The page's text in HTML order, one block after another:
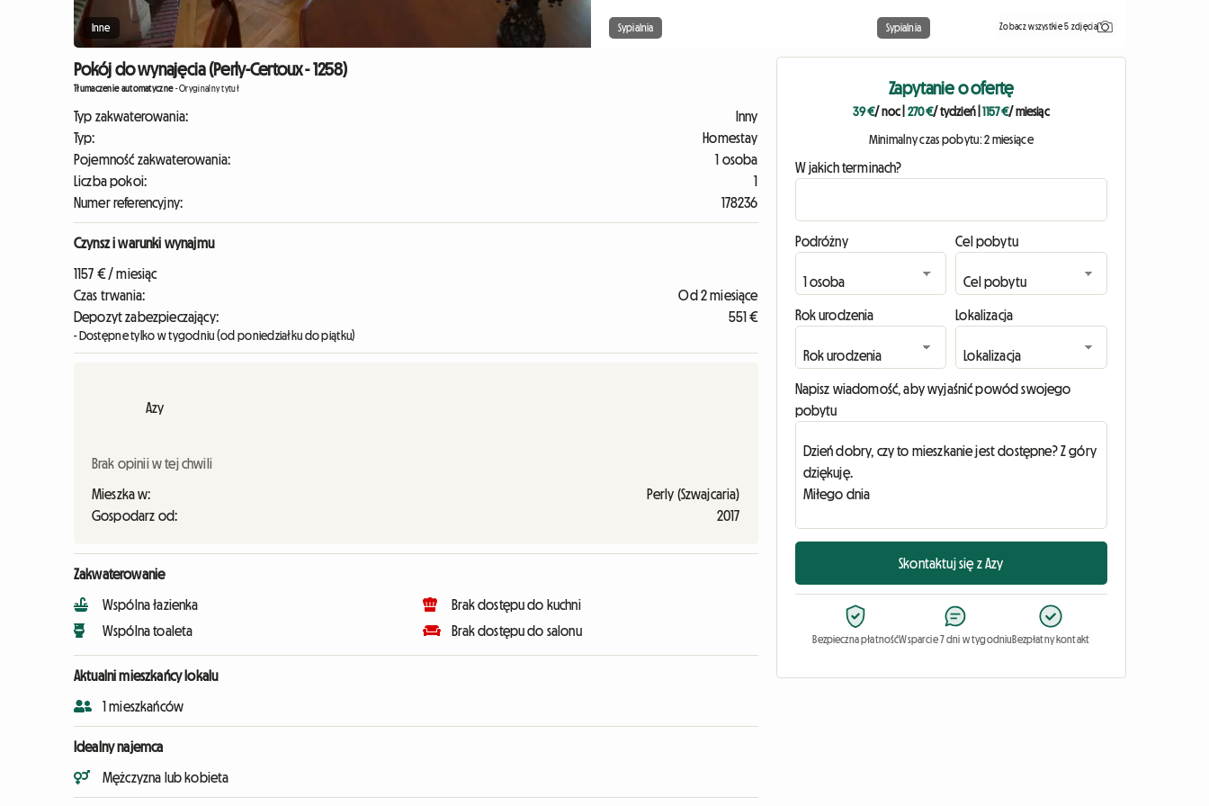
Inne Sypialnia Sypialnia Zobacz wszystkie 5 zdjęcia
Pokój do wynajęcia (Perly-Certoux - 1258)
Tłumaczenie automatyczne-Oryginalny tytuł
Typ zakwaterowania:
Inny
Typ:
Homestay
Pojemność zakwaterowania:
1 osoba
Liczba pokoi:
1
Numer referencyjny:
178236
Czynsz i warunki wynajmu
1157 € / miesiąc
Czas trwania:
Od 2 miesiące
Depozyt zabezpieczający:
551 €
- Dostępne tylko w tygodniu (od poniedziałku do piątku)
Azy
Brak opinii w tej chwili
Mieszka w:
Perly (Szwajcaria)
Gospodarz od:
2017
Zakwaterowanie
Wspólna łazienka
Wspólna toaleta
Brak dostępu do kuchni
Brak dostępu do salonu
Aktualni mieszkańcy lokalu
1 mieszkańców
Idealny najemca
Mężczyzna lub kobieta
Zapytanie o ofertę
39 €/ noc 270 €/ tydzień|1157 €/ miesiąc
Minimalny czas pobytu: 2 miesiące
W jakich terminach?
Podróżny Cel pobytu
Rok urodzenia Lokalizacja
Napisz wiadomość, aby wyjaśnić powód swojego
pobytu
Skontaktuj się z Azy
Bezpieczna płatnośćWsparcie 7 dni w tygodniuBezpłatny kontakt